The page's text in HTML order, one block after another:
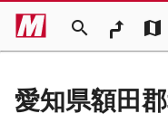
search map
愛知県額田